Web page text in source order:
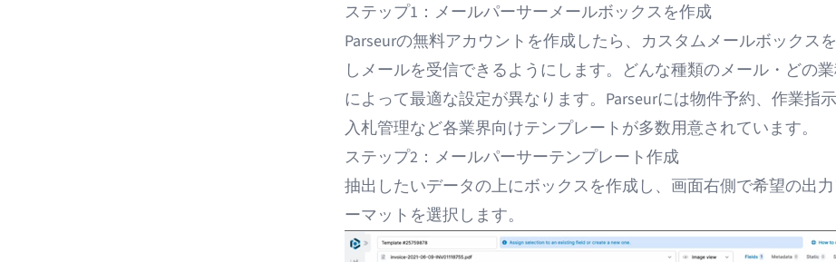
ステップ1：メールパーサーメールボックスを作成
Parseurの無料アカウントを作成したら、カスタムメールボックス
しメールを受信できるようにします。どんな種類のメール・どの
によって最適な設定が異なります。Parseurには物件予約、 作業指
入札管理など各業界向けテンプレートが多数用意されています。
ステップ2：メールパーサーテンプレート作成
抽出したいデータの上にボックスを作成し、画面右側で希望の出
ーマットを選択します。